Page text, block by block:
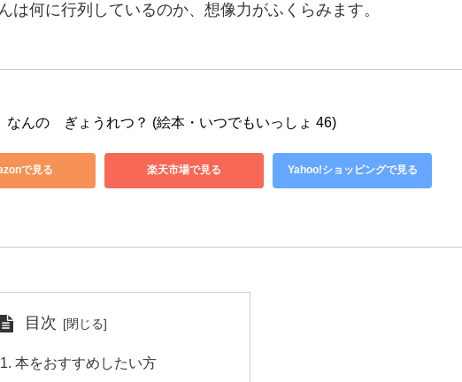
は何に行列しているのか、想像力がふくらみます。
なんの　ぎょうれつ？ (絵本・いつでもいっしょ 46)
で見る 楽天市場で見る Yahoo!ショッピングで見る
目次
本をおすすめしたい方